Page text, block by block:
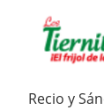
Recio y